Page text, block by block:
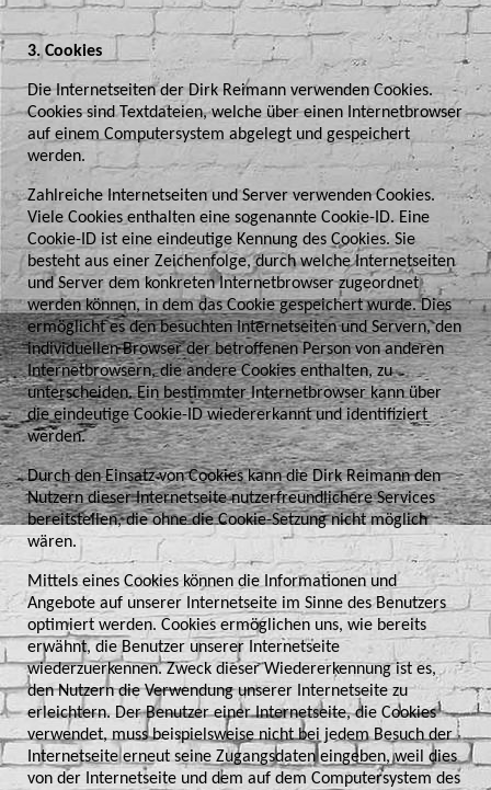
3. Cookies
Die Internetseiten der Dirk Reimann verwenden Cookies.
Cookies sind Textdateien, welche über einen Internetbrowser
auf einem Computersystem abgelegt und gespeichert
werden.
Zahlreiche Internetseiten und Server verwenden Cookies.
Viele Cookies enthalten eine sogenannte Cookie-ID. Eine
Cookie-ID ist eine eindeutige Kennung des Cookies. Sie
besteht aus einer Zeichenfolge, durch welche Internetseiten
und Server dem konkreten Internetbrowser zugeordnet
werden können, in dem das Cookie gespeichert wurde. Dies
ermöglicht es den besuchten Internetseiten und Servern, den
individuellen Browser der betroffenen Person von anderen
Internetbrowsern, die andere Cookies enthalten, zu
unterscheiden. Ein bestimmter Internetbrowser kann über
die eindeutige Cookie-ID wiedererkannt und identifiziert
werden.
Durch den Einsatz von Cookies kann die Dirk Reimann den
Nutzern dieser Internetseite nutzerfreundlichere Services
bereitstellen, die ohne die Cookie-Setzung nicht möglich
wären.
Mittels eines Cookies können die Informationen und
Angebote auf unserer Internetseite im Sinne des Benutzers
optimiert werden. Cookies ermöglichen uns, wie bereits
erwähnt, die Benutzer unserer Internetseite
wiederzuerkennen. Zweck dieser Wiedererkennung ist es,
den Nutzern die Verwendung unserer Internetseite zu
erleichtern. Der Benutzer einer Internetseite, die Cookies
verwendet, muss beispielsweise nicht bei jedem Besuch der
Internetseite erneut seine Zugangsdaten eingeben, weil dies
von der Internetseite und dem auf dem Computersystem des